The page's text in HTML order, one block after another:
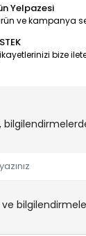
Yelpazesi
ve kampanya
bize